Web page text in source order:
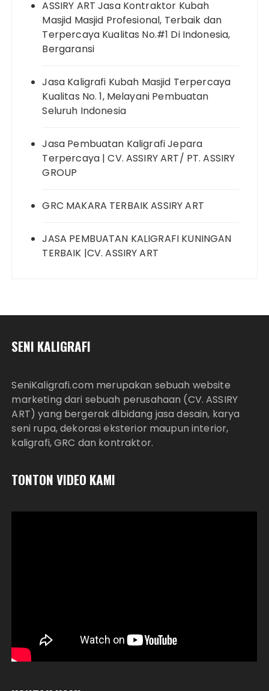
ASSIRY ART Jasa Kontraktor Kubah
Masjid Masjid Profesional, Terbaik dan
Terpercaya Kualitas No.#1 Di Indonesia,
Bergaransi
Jasa Kaligrafi Kubah Masjid Terpercaya
Kualitas No. 1, Melayani Pembuatan
Seluruh Indonesia
Jasa Pembuatan Kaligrafi Jepara
Terpercaya | CV. ASSIRY ART/ PT. ASSIRY
GROUP
GRC MAKARA TERBAIK ASSIRY ART
JASA PEMBUATAN KALIGRAFI KUNINGAN
TERBAIK |CV. ASSIRY ART
SENI KALIGRAFI
SeniKaligrafi.com merupakan sebuah website
marketing dari sebuah perusahaan (CV. ASSIRY
ART) yang bergerak dibidang jasa desain, karya
seni rupa, dekorasi eksterior maupun interior,
kaligrafi, GRC dan kontraktor.
TONTON VIDEO KAMI